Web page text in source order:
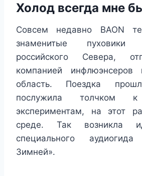
Холод всегда мне
Совсем недавно BAON
знаменитые
российского Севера,
компанией
область. Поездка
послужила толчком к
экспериментам, на этот
среде. Так возникла
специального
Зимней».